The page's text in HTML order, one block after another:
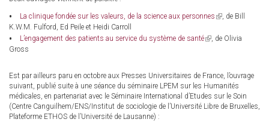
La clinique fondée sur les valeurs, de la science aux personnes (link
external)
, de Bill
K.W.M. Fulford, Ed Peile et Heidi Carroll
L’engagement des patients au service du système de santé(link, de Olivia
Gross
Est par ailleurs paru en octobre aux Presses Universitaires de France, l’ouvrage
suivant, publié suite à une séance du séminaire LPEM sur les Humanités
médicales, en partenariat avec le Séminaire International d’Etudes sur le Soin
(Centre Canguilhem/ENS/Institut de sociologie de l’Université Libre de Bruxelles,
Plateforme ETHOS de l’Université de Lausanne) :